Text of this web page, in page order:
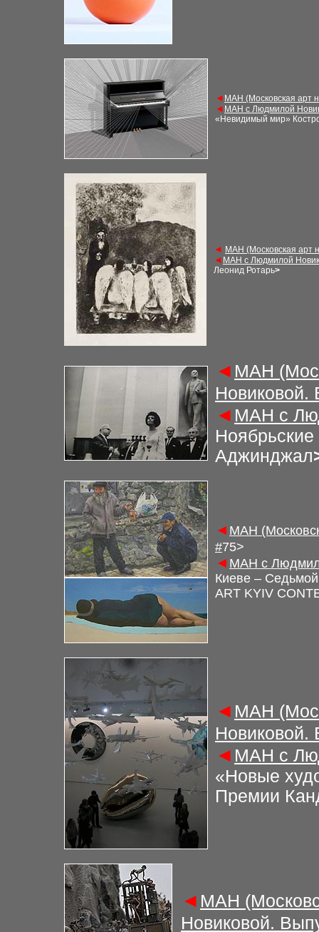
◄ МАН (Московская арт
◄ МАН с Людмилой
«Невидимый мир»
◄ МАН (Московская арт
◄ МАН с Людмилой
Леонид Ротарь>
◄ МАН
Новиковой.
◄ МАН с
Аджинджал
◄ МАН
#75>
◄ МАН с
Киеве –
ART KYIV
◄ МАН
Новиковой.
◄ МАН с
«Новые
Премии
◄ МАН
Новиковой.